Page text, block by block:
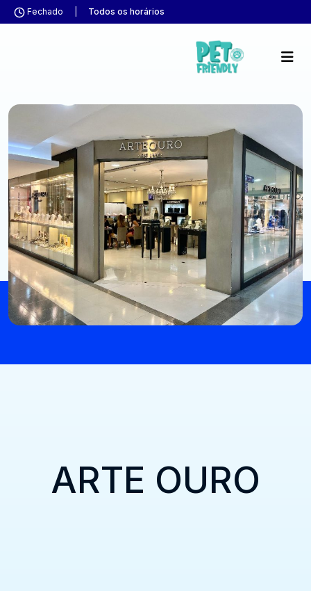
Fechado Todos os horários
ARTE OURO